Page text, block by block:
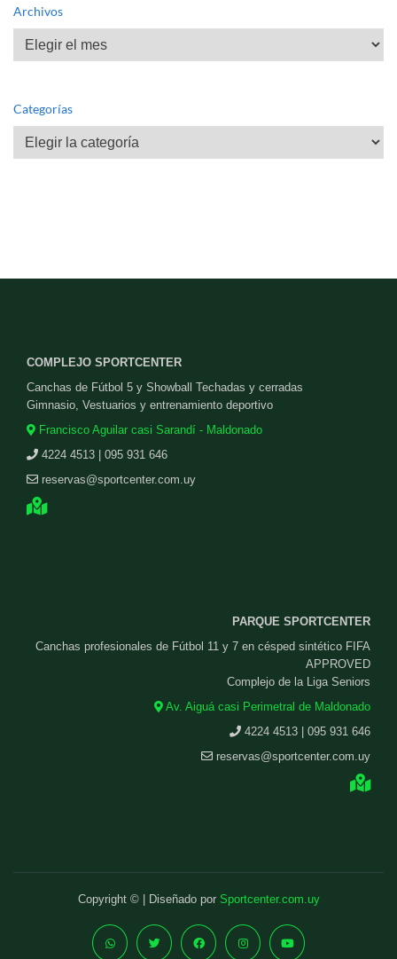
Archivos
Archivos
Categorías
Categorías
COMPLEJO SPORTCENTER
Canchas de Fútbol 5 y Showball Techadas y cerradas
Gimnasio, Vestuarios y entrenamiento deportivo
Francisco Aguilar casi Sarandí - Maldonado
4224 4513 | 095 931 646
reservas@sportcenter.com.uy
PARQUE SPORTCENTER
Canchas profesionales de Fútbol 11 y 7 en césped sintético FIFA
APPROVED
Complejo de la Liga Seniors
Av. Aiguá casi Perimetral de Maldonado
4224 4513 | 095 931 646
reservas@sportcenter.com.uy
Copyright © | Diseñado por Sportcenter.com.uy